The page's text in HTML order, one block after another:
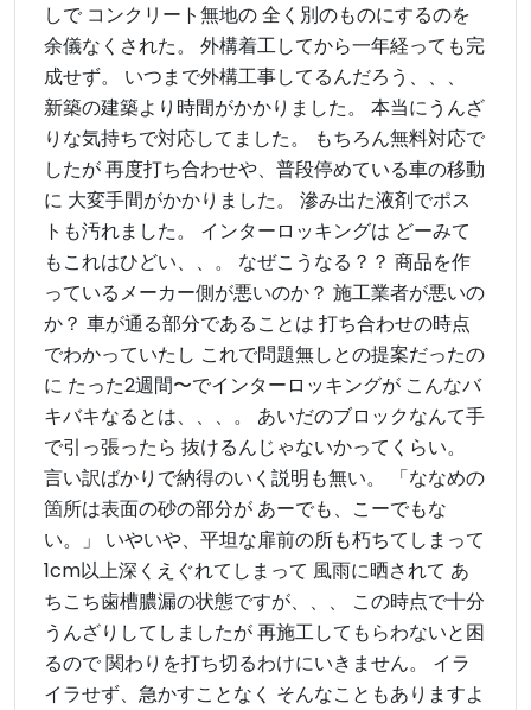
しで コンクリート無地の 全く別のものにするのを
余儀なくされた。 外構着工してから一年経っても完
成せず。 いつまで外構工事してるんだろう、、、
新築の建築より時間がかかりました。 本当にうんざ
りな気持ちで対応してました。 もちろん無料対応で
したが 再度打ち合わせや、普段停めている車の移動
に 大変手間がかかりました。 滲み出た液剤でポス
トも汚れました。 インターロッキングは どーみて
もこれはひどい、、。 なぜこうなる？？ 商品を作
っているメーカー側が悪いのか？ 施工業者が悪いの
か？ 車が通る部分であることは 打ち合わせの時点
でわかっていたし これで問題無しとの提案だったの
に たった2週間〜でインターロッキングが こんなバ
キバキなるとは、、、。 あいだのブロックなんて手
で引っ張ったら 抜けるんじゃないかってくらい。
言い訳ばかりで納得のいく説明も無い。 「ななめの
箇所は表面の砂の部分が あーでも、こーでもな
い。」 いやいや、平坦な扉前の所も朽ちてしまって
1cm以上深くえぐれてしまって 風雨に晒されて あ
ちこち歯槽膿漏の状態ですが、、、 この時点で十分
うんざりしてしましたが 再施工してもらわないと困
るので 関わりを打ち切るわけにいきません。 イラ
イラせず、急かすことなく そんなこともありますよ